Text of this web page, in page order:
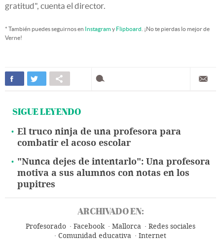
gratitud", cuenta el director.
* También puedes seguirnos en Instagramy Flipboard . ¡No te pierdas lo mejor de
Verne!
SIGUE LEYENDO
El truco ninja de una profesora para
combatir el acoso escolar
"Nunca dejes de intentarlo": Una profesora
motiva a sus alumnos con notas en los
pupitres
ARCHIVADO EN:
Profesorado Facebook Mallorca
Redes sociales
Comunidad educativa
Internet